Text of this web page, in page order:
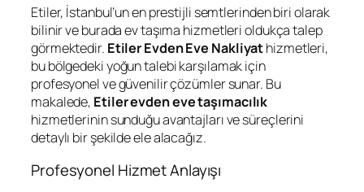
Etiler, İstanbul’un en prestijli semtlerinden biri olarak
bilinir ve burada ev taşıma hizmetleri oldukça talep
görmektedir. Etiler Evden Eve Nakliyathizmetleri,
bu bölgedeki yoğun talebi karşılamak için
profesyonel ve güvenilir çözümler sunar. Bu
makalede, Etiler evden eve taşımacılık
hizmetlerinin sunduğu avantajları ve süreçlerini
detaylı bir şekilde ele alacağız.
Profesyonel Hizmet Anlayışı